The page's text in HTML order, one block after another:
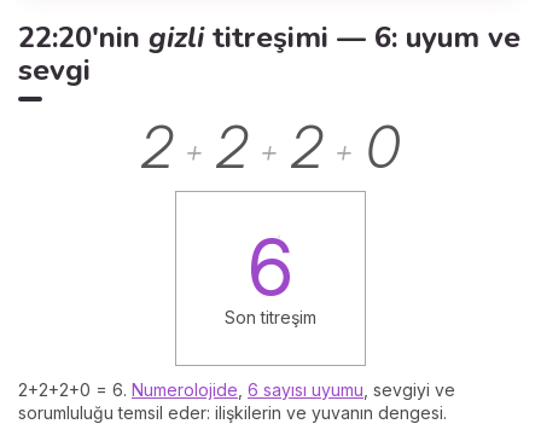
22:20'nin gizlititreşimi — 6: uyum ve
sevgi
2 + 2 + 2 + 0
6
Son titreşim
2+2+2+0 = 6. Numerolojide 6 sayısı uyumu , sevgiyi ve
sorumluluğu temsil eder: ilişkilerin ve yuvanın dengesi.